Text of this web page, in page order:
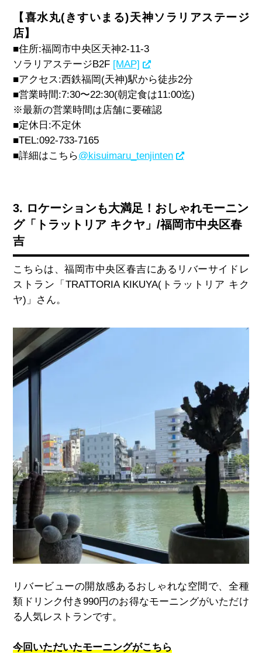
【喜水丸(きすいまる)天神ソラリアステージ
店】
■住所:福岡市中央区天神2-11-3
ソラリアステージB2F [MAP]
■アクセス:西鉄福岡(天神)駅から徒歩2分
■営業時間:7:30〜22:30(朝定食は11:00迄)
※最新の営業時間は店舗に要確認
■定休日:不定休
■TEL:092-733-7165
■詳細はこちら@kisuimaru_tenjinten
3. ロケーションも大満足！おしゃれモーニン
グ「トラットリア キクヤ」/福岡市中央区春
吉
こちらは、福岡市中央区春吉にあるリバーサイドレ
ストラン「TRATTORIA KIKUYA( トラットリア キク
ヤ) 」さん。
リバービューの開放感あるおしゃれな空間で、全種
類ドリンク付き990円のお得なモーニングがいただけ
る人気レストランです。
今回いただいたモーニングがこちら